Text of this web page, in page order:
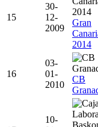
15
30-
12-
2009
Gran
2014
16
03-
01-
2010
CB
10-